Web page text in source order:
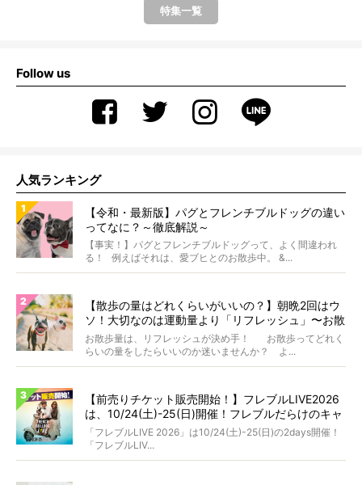
特集一覧
Follow us
人気ランキング
【令和・最新版】パグとフレンチブルドッグの違い
ってなに？～徹底解説～
【事実！】パグとフレンチブルドッグって、よく間違われ
る！ 例えばそれは、愛ブヒとのお散歩中。 &...
【散歩の量はどれくらいがいいの？】朝晩2回はウ
ソ！大切なのは運動量より「リフレッシュ」〜お散
歩にまつわる疑問FAQつき〜
お散歩量は、リフレッシュが決め手！ お散歩ってどれく
らいの量をしたらいいのか迷いませんか？ よ...
【前売りチケット販売開始！】フレブルLIVE2026
は、10/24(土)-25(日)開催！フレブルだらけのキャ
ンプ・前夜祭・バスプランも新登場!?
「フレブルLIVE 2026」は10/24(土)-25(日)の2days開催！
「フレブルLIV...